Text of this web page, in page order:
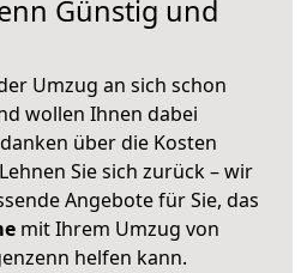
Günstig und
Umzug an sich schon
wollen Ihnen dabei
über die Kosten
Sie sich zurück – wir
Angebote für Sie, das
mit Ihrem Umzug von
helfen kann.